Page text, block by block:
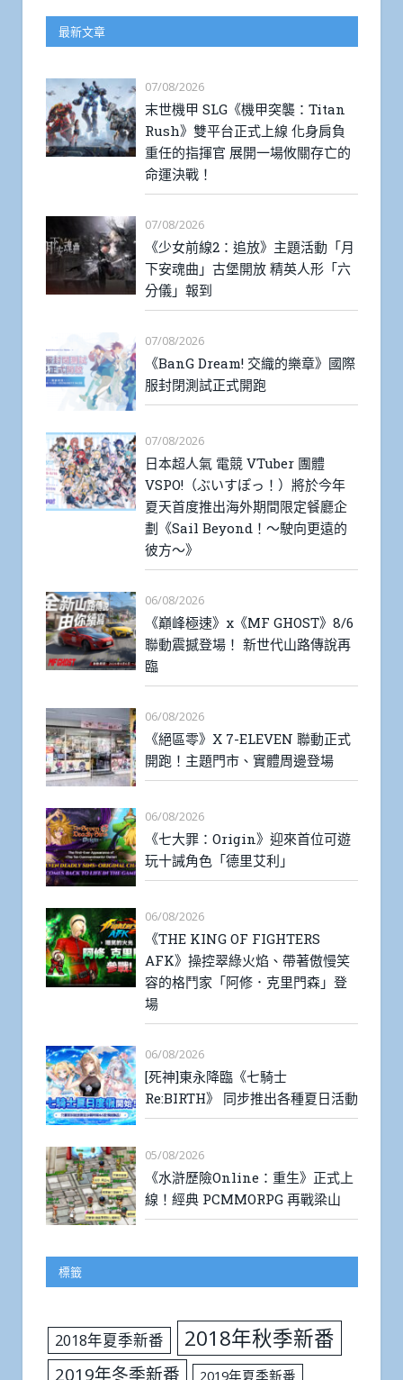
最新文章
07/08/2026
末世機甲 SLG《機甲突襲：Titan
Rush》雙平台正式上線 化身肩負
重任的指揮官 展開一場攸關存亡的
命運決戰！
07/08/2026
《少女前線2：追放》主題活動「月
下安魂曲」古堡開放 精英人形「六
分儀」報到
07/08/2026
《BanG Dream! 交織的樂章》國際
服封閉測試正式開跑
07/08/2026
日本超人氣 電競 VTuber 團體
VSPO!（ぶいすぽっ！）將於今年
夏天首度推出海外期間限定餐廳企
劃《Sail Beyond！～駛向更遠的
彼方～》
06/08/2026
《巔峰極速》x《MF GHOST》8/6
聯動震撼登場！ 新世代山路傳說再
臨
06/08/2026
《絕區零》X 7-ELEVEN 聯動正式
開跑！主題門市、實體周邊登場
06/08/2026
《七大罪：Origin》迎來首位可遊
玩十誡角色「德里艾利」
06/08/2026
《THE KING OF FIGHTERS
AFK》操控翠綠火焰、帶著傲慢笑
容的格鬥家「阿修．克里門森」登
場
06/08/2026
[死神]東永降臨《七騎士
Re:BIRTH》 同步推出各種夏日活動
05/08/2026
《水滸歷險Online：重生》正式上
線！經典 PCMMORPG 再戰梁山
標籤
2018年夏季新番 2018年秋季新番
2019年冬季新番
2019年夏季新番